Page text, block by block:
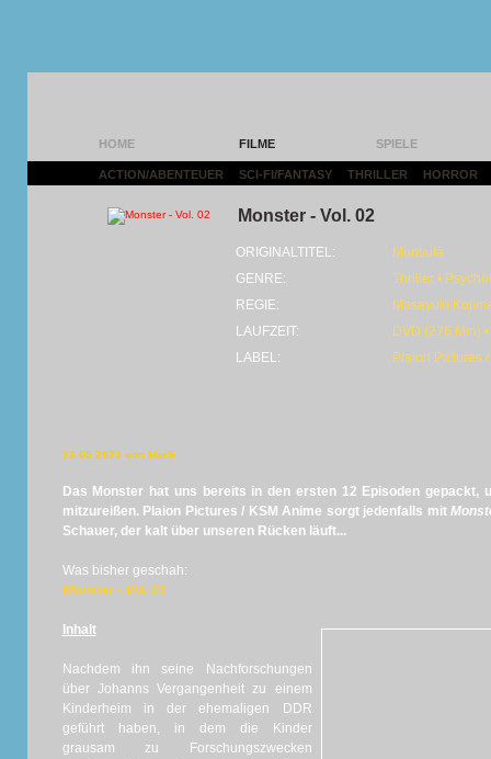
HOME FILME SPIELE
ACTION/ABENTEUER SCI-FI/FANTASY THRILLER HORROR
Monster - Vol. 02
ORIGINALTITEL:
Monsutā
GENRE:
Thriller •
REGIE:
Masayuki
LAUFZEIT:
DVD (276 Min)
LABEL:
Plaion Pictures
23.05.2023 von MarS
Das Monster hat uns bereits in den ersten 12 Episoden gepackt,
mitzureißen. Plaion Pictures / KSM Anime sorgt jedenfalls mit
Schauer, der kalt über unseren Rücken läuft...
Was bisher geschah:
Monster - Vol. 01
Inhalt
Nachdem ihn seine Nachforschungen
über Johanns Vergangenheit zu einem
Kinderheim in der ehemaligen DDR
geführt haben, in dem die Kinder
grausam zu Forschungszwecken